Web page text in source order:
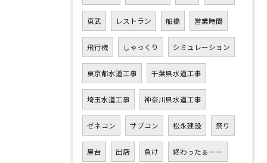
東武 レストラン 船橋 営業時間
飛行機 しゃっくり シミュレーション
東京都水道工事 千葉県水道工事
埼玉水道工事 神奈川県水道工事
ゼネコン サブコン 松永建設 祭り
屋台 出店 負け 終わったぁーー